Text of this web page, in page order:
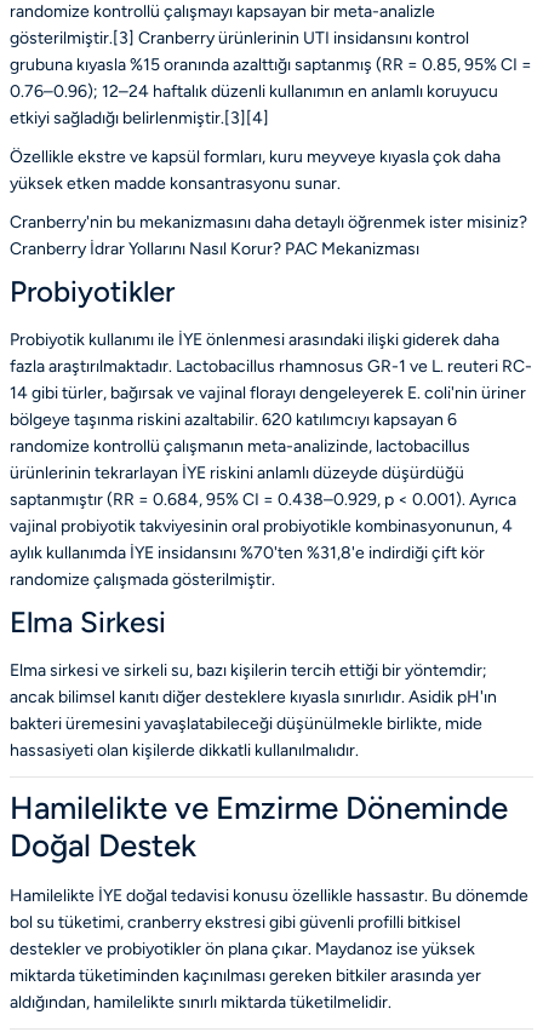
randomize kontrollü çalışmayı kapsayan bir meta-analizle
gösterilmiştir.[3] Cranberry ürünlerinin UTI insidansını kontrol
grubuna kıyasla %15 oranında azalttığı saptanmış (RR = 0.85, 95% CI =
0.76–0.96); 12–24 haftalık düzenli kullanımın en anlamlı koruyucu
etkiyi sağladığı belirlenmiştir.[3][4]
Özellikle ekstre ve kapsül formları, kuru meyveye kıyasla çok daha
yüksek etken madde konsantrasyonu sunar.
Cranberry'nin bu mekanizmasını daha detaylı öğrenmek ister misiniz?
Cranberry İdrar Yollarını Nasıl Korur? PAC Mekanizması
Probiyotikler
Probiyotik kullanımı ile İYE önlenmesi arasındaki ilişki giderek daha
fazla araştırılmaktadır. Lactobacillus rhamnosus GR-1 ve L. reuteri RC-
14gibi türler, bağırsak ve vajinal florayı dengeleyerek E. coli'nin üriner
bölgeye taşınma riskini azaltabilir. 620 katılımcıyı kapsayan 6
randomize kontrollü çalışmanın meta-analizinde, lactobacillus
ürünlerinin tekrarlayan İYE riskini anlamlı düzeyde düşürdüğü
saptanmıştır (RR = 0.684, 95% CI = 0.438–0.929, p < 0.001). Ayrıca
vajinal probiyotik takviyesinin oral probiyotikle kombinasyonunun, 4
aylık kullanımda İYE insidansını %70'ten %31,8'e indirdiği çift kör
randomize çalışmada gösterilmiştir.
Elma Sirkesi
Elma sirkesi ve sirkeli su, bazı kişilerin tercih ettiği bir yöntemdir;
ancak bilimsel kanıtı diğer desteklere kıyasla sınırlıdır. Asidik pH'ın
bakteri üremesini yavaşlatabileceği düşünülmekle birlikte, mide
hassasiyeti olan kişilerde dikkatli kullanılmalıdır.
Hamilelikte ve Emzirme Döneminde
Doğal Destek
Hamilelikte İYE doğal tedavisi konusu özellikle hassastır. Bu dönemde
bol su tüketimi, cranberry ekstresi gibi güvenli profilli bitkisel
destekler ve probiyotikler ön plana çıkar. Maydanoz ise yüksek
miktarda tüketiminden kaçınılması gereken bitkiler arasında yer
aldığından, hamilelikte sınırlı miktarda tüketilmelidir.